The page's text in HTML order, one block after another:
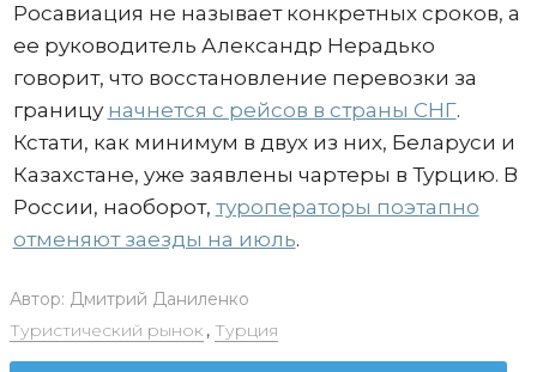
Росавиация не называет конкретных сроков, а
ее руководитель Александр Нерадько
говорит, что восстановление перевозки за
границу начнется с рейсов в страны СНГ.
Кстати, как минимум в двух из них, Беларуси и
Казахстане, уже заявлены чартеры в Турцию. В
России, наоборот, туроператоры поэтапно
отменяют заезды на июль.
Автор: Дмитрий Даниленко
Туристический рынок , Турция